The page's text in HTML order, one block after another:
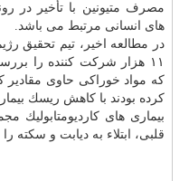
مصرف متیونین با تأخیر در
های انسانی مرتبط می باشد.
در مطالعه اخیر، تیم تحقیق
۱۱ هزار شركت كننده را
كه مواد خوراكی حاوی مقادیر
كرده بودند با كاهش ریسك
بیماری های كاردیومتابولیك
قلبی، ابتلاء به دیابت و سكته